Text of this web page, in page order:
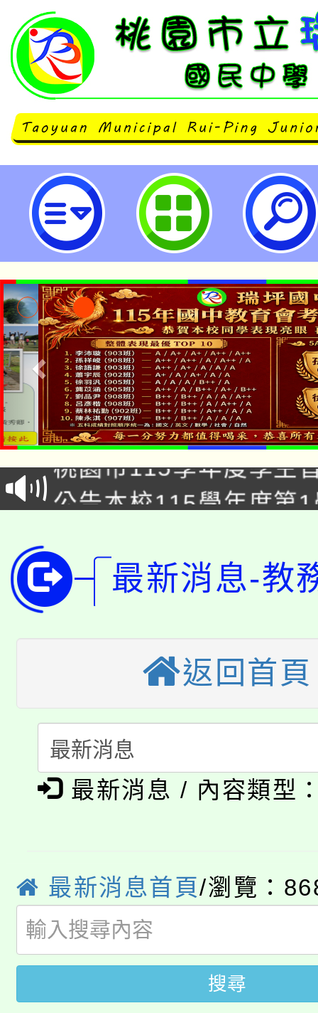
客家委員會「2024學生講客暑期
立瑞坪國民中學
公告本校115學年度第
代理(課)教師甄選結果(
「2026金融保險知識
車」活動
桃園市115學年度學生
生本土語及新住民語歌
公告本校115學年度第
代理(課)教師甄選結果(
轉知中國文化大學推廣
《TA101》溝通分析基
程，歡迎學生輔導中心
心理、諮商輔導、社會
系所師生報名參加。
轉知苗栗縣政府辦理
縣市「校園短影音徵選
門員」簡章及活動海報
踴躍報名參加。
桃園市115學年度學生
「桃園市補助參觀特色
展演活動實施計畫」
115年度「教育部表揚
義教育推展貢獻獎」
公告本校115學年度第
代理(課)教師甄選結果(
「2026金融保險知識
代理(課)教師甄選結果(
公告本校115學年度第
代理(課)教師甄選結果(
轉知中國文化大學推廣
《TA101》溝通分析基
程，歡迎學生輔導中心
轉知苗栗縣政府辦理
縣市「校園短影音徵
桃園市115學年度學生
最新消息-教
返回首頁
最新消息 / 內容類型
最新消息首頁/瀏覽：
搜尋